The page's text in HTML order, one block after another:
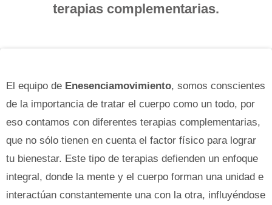
terapias complementarias.
El equipo de Enesenciamovimiento, somos conscientes
de la importancia de tratar el cuerpo como un todo, por
eso contamos con diferentes terapias complementarias,
que no sólo tienen en cuenta el factor físico para lograr
tu bienestar. Este tipo de terapias defienden un enfoque
integral, donde la mente y el cuerpo forman una unidad e
interactúan constantemente una con la otra, influyéndose